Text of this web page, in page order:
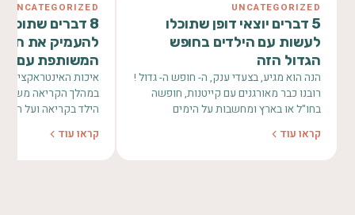
UNCATEGORIZED
5 דברים יוצאי דופן שתוכלו
לעשות עם הילדים בחופש
הגדול הזה
הנה הוא מגיע, בצעדי ענק, ה- חופש ה- גדול !
רובנו כבר מאורגנים עם קייטנות, חופשה
בחו"ל או בארץ ומחשבות על הימים
קראו עוד
UNCATEGORIZED
8 דברים
להעמיק את
המשותפת עם
איכות האינטראקציה
במהלך הקריאה
הילד בקריאה ועל
קראו עוד